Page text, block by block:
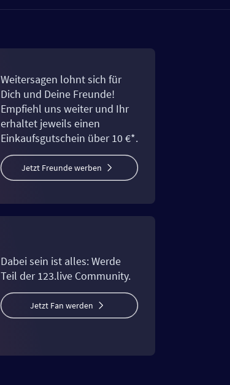
Weitersagen lohnt sich für
Dich und Deine Freunde!
Empfiehl uns weiter und Ihr
erhaltet jeweils einen
Einkaufsgutschein über 10 €*.
Jetzt Freunde werben
Dabei sein ist alles: Werde
Teil der 123.live Community.
Jetzt Fan werden